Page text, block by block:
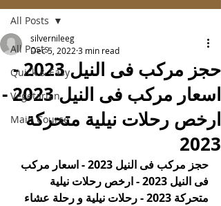
All Posts
Quick & Easy
Vegetarian
Main Course
All Posts
حجز مركب فى النيل 2023 -
اسعار مركب فى النيل 2023 -
ارخص رحلات نيلية متحركة
2023
silvernileeg
Dec 5, 2022 3 min read
حجز مركب فى النيل 2023 - اسعار مركب
فى النيل 2023 - ارخص رحلات نيلية
متحركة 2023 - رحلات نيلية و رحلة عشاء